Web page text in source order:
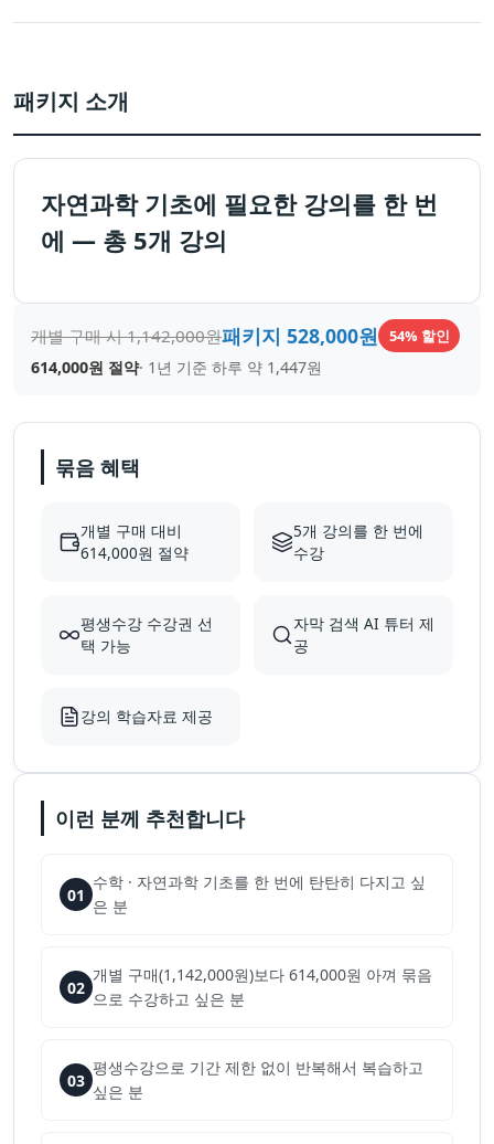
패키지 소개
자연과학 기초에 필요한 강의를 한 번
에 — 총 5개 강의
개별 구매 시1,142,000원패키지 528,000원 54% 할인
614,000원 절약· 1년 기준 하루 약 1,447원
묶음 혜택
개별 구매 대비
614,000원 절약
5개 강의를 한 번에
수강
평생수강 수강권 선
택 가능
자막 검색 AI 튜터 제
공
강의 학습자료 제공
이런 분께 추천합니다
01
수학 · 자연과학 기초를 한 번에 탄탄히 다지고 싶
은 분
02
개별 구매(1,142,000원)보다 614,000원 아껴 묶음
으로 수강하고 싶은 분
03
평생수강으로 기간 제한 없이 반복해서 복습하고
싶은 분